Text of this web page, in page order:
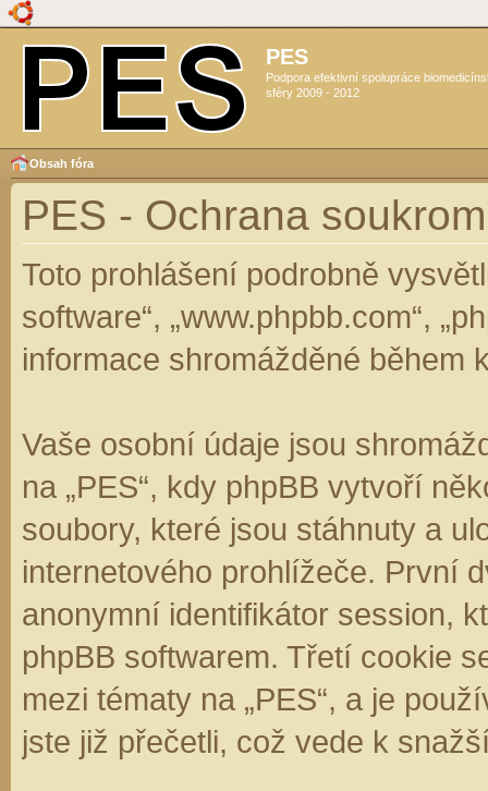
PES
Podpora efektivní spolupráce
sféry 2009 - 2012
Obsah fóra
PES - Ochrana
Toto prohlášení podrobně
software“, „www.phpbb.com“,
informace shromážděné během
Vaše osobní údaje jsou
na „PES“, kdy phpBB vytvoří
soubory, které jsou stáhnuty a
internetového prohlížeče. První
anonymní identifikátor session,
phpBB softwarem. Třetí cookie
mezi tématy na „PES“, a je
jste již přečetli, což vede k